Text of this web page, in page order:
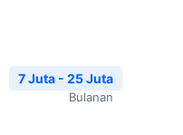
7 Juta - 25 Juta
Bulanan